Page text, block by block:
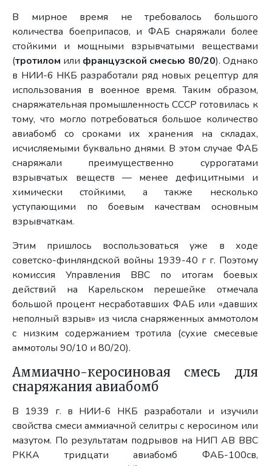
В мирное время не требовалось большого
количества боеприпасов, и ФАБ снаряжали более
стойкими и мощными взрывчатыми веществами
(тротилом или французской смесью 80/20). Однако
в НИИ-6 НКБ разработали ряд новых рецептур для
использования в военное время. Таким образом,
снаряжательная промышленность СССР готовилась к
тому, что могло потребоваться большое количество
авиабомб со сроками их хранения на складах,
исчисляемыми буквально днями. В этом случае ФАБ
снаряжали преимущественно суррогатами
взрывчатых веществ — менее дефицитными и
химически стойкими, а также несколько
уступающими по боевым качествам основным
взрывчаткам.
Этим пришлось воспользоваться уже в ходе
советско-финляндской войны 1939-40 г г. Поэтому
комиссия Управления ВВС по итогам боевых
действий на Карельском перешейке отмечала
большой процент несработавших ФАБ или «давших
неполный взрыв» из числа снаряженных аммотолом
с низким содержанием тротила (сухие смесевые
аммотолы 90/10 и 80/20).
Аммиачно-керосиновая смесь для
снаряжания авиабомб
В 1939 г. в НИИ-6 НКБ разработали и изучили
свойства смеси аммиачной селитры с керосином или
мазутом. По результатам подрывов на НИП АВ ВВС
РККА тридцати авиабомб ФАБ-100св,